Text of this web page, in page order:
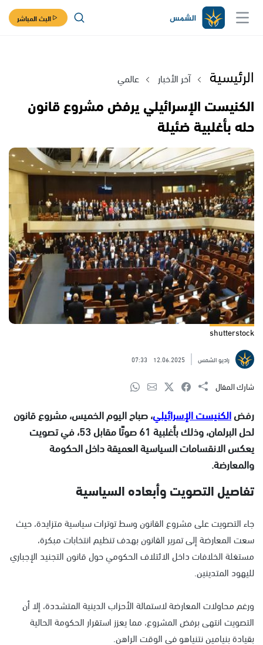
البث المباشر
الرئيسية آخر الأخبار عالمي
الكنيست الإسرائيلي يرفض مشروع قانون
حله بأغلبية ضئيلة
shutterstock
راديو الشمس 12.06.2025
07:33
شارك المقال
رفضالكنيست الإسرائيلي، صباح اليوم الخميس، مشروع قانون
لحل البرلمان، وذلك بأغلبية 61 صوتًا مقابل 53، في تصويت
يعكس الانقسامات السياسية العميقة داخل الحكومة
والمعارضة.
تفاصيل التصويت وأبعاده السياسية
جاء التصويت على مشروع القانون وسط توترات سياسية متزايدة، حيث
سعت المعارضة إلى تمرير القانون بهدف تنظيم انتخابات مبكرة،
مستغلة الخلافات داخل الائتلاف الحكومي حول قانون التجنيد الإجباري
لليهود المتدينين.
ورغم محاولات المعارضة لاستمالة الأحزاب الدينية المتشددة، إلا أن
التصويت انتهى برفض المشروع، مما يعزز استقرار الحكومة الحالية
بقيادة بنيامين نتنياهو في الوقت الراهن.